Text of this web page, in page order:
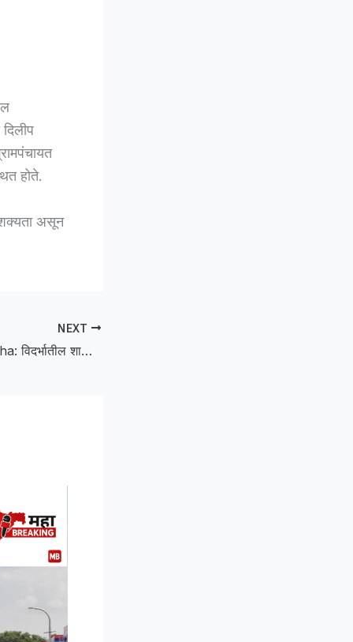
होते.
शक्यता असून
NEXT
Schools in Vidarbha: विदर्भातील शाळा 22 जून नव्हे तर 30 जूनपासून होणार सुरू